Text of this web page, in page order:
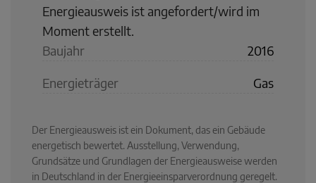
Energieausweis ist angefordert/wird im
Moment erstellt.
Baujahr
2016
Energieträger Gas
Der Energieausweis ist ein Dokument, das ein Gebäude
energetisch bewertet. Ausstellung, Verwendung,
Grundsätze und Grundlagen der Energieausweise werden
in Deutschland in der Energieeinsparverordnung geregelt.